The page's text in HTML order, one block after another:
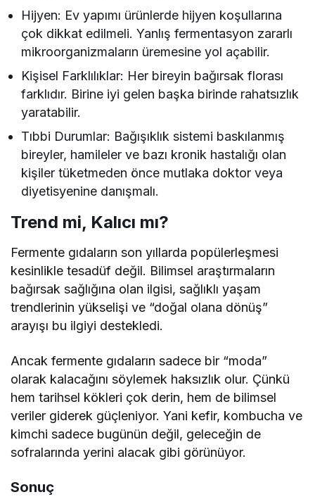
Hijyen: Ev yapımı ürünlerde hijyen koşullarına
çok dikkat edilmeli. Yanlış fermentasyon zararlı
mikroorganizmaların üremesine yol açabilir.
Kişisel Farklılıklar: Her bireyin bağırsak florası
farklıdır. Birine iyi gelen başka birinde rahatsızlık
yaratabilir.
Tıbbi Durumlar: Bağışıklık sistemi baskılanmış
bireyler, hamileler ve bazı kronik hastalığı olan
kişiler tüketmeden önce mutlaka doktor veya
diyetisyenine danışmalı.
Trend mi, Kalıcı mı?
Fermente gıdaların son yıllarda popülerleşmesi
kesinlikle tesadüf değil. Bilimsel araştırmaların
bağırsak sağlığına olan ilgisi, sağlıklı yaşam
trendlerinin yükselişi ve “doğal olana dönüş”
arayışı bu ilgiyi destekledi.
Ancak fermente gıdaların sadece bir “moda”
olarak kalacağını söylemek haksızlık olur. Çünkü
hem tarihsel kökleri çok derin, hem de bilimsel
veriler giderek güçleniyor. Yani kefir, kombucha ve
kimchi sadece bugünün değil, geleceğin de
sofralarında yerini alacak gibi görünüyor.
Sonuç